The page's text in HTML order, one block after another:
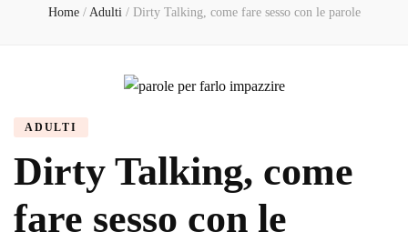
Home / Adulti / Dirty Talking, come fare sesso con le parole
ADULTI
Dirty Talking, come
fare sesso con le